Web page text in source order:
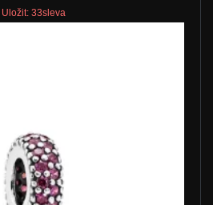
Uložit: 33sleva